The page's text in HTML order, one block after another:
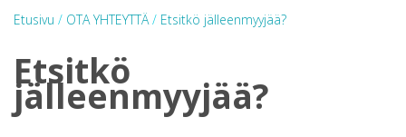
Etusivu / OTA YHTEYTTÄ/ Etsitkö jälleenmyyjää?
Etsitkö
jälleenmyyjää?